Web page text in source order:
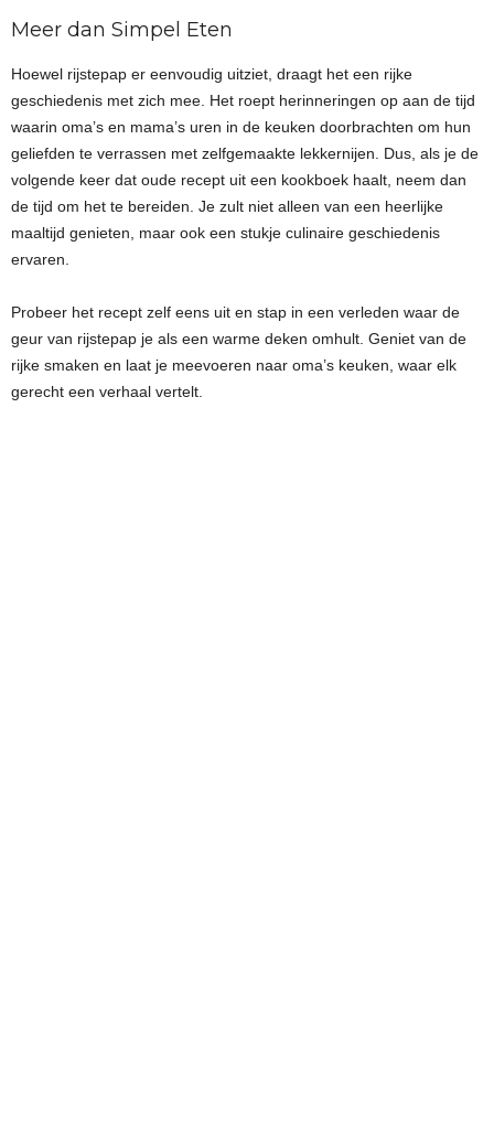
Meer dan Simpel Eten
Hoewel rijstepap er eenvoudig uitziet, draagt het een rijke
geschiedenis met zich mee. Het roept herinneringen op aan de tijd
waarin oma’s en mama’s uren in de keuken doorbrachten om hun
geliefden te verrassen met zelfgemaakte lekkernijen. Dus, als je de
volgende keer dat oude recept uit een kookboek haalt, neem dan
de tijd om het te bereiden. Je zult niet alleen van een heerlijke
maaltijd genieten, maar ook een stukje culinaire geschiedenis
ervaren.
Probeer het recept zelf eens uit en stap in een verleden waar de
geur van rijstepap je als een warme deken omhult. Geniet van de
rijke smaken en laat je meevoeren naar oma’s keuken, waar elk
gerecht een verhaal vertelt.